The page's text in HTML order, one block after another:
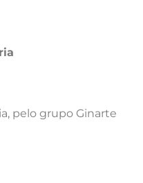
pelo grupo Ginarte